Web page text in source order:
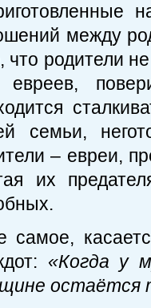
между
что родители
евреев,
семьи,
– евреи,
их
самое,
«Когда у
остаётся